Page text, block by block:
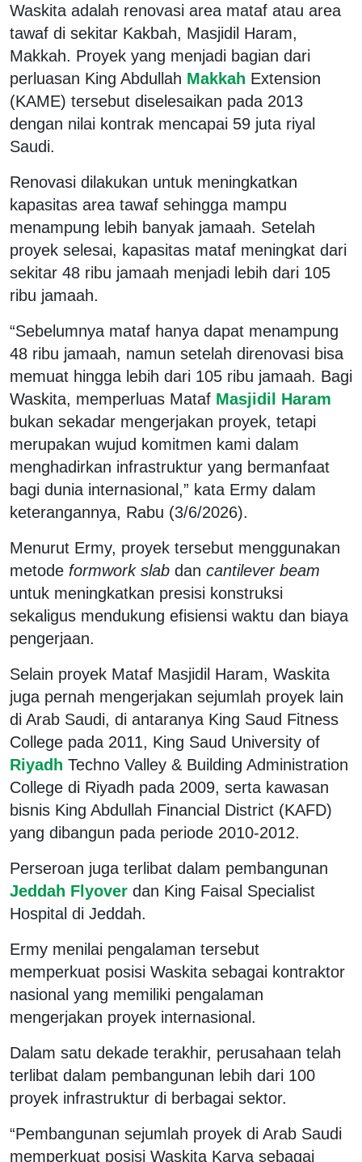
Waskita adalah renovasi area mataf atau area
tawaf di sekitar Kakbah, Masjidil Haram,
Makkah. Proyek yang menjadi bagian dari
perluasan King Abdullah Makkah Extension
(KAME) tersebut diselesaikan pada 2013
dengan nilai kontrak mencapai 59 juta riyal
Saudi.
Renovasi dilakukan untuk meningkatkan
kapasitas area tawaf sehingga mampu
menampung lebih banyak jamaah. Setelah
proyek selesai, kapasitas mataf meningkat dari
sekitar 48 ribu jamaah menjadi lebih dari 105
ribu jamaah.
“Sebelumnya mataf hanya dapat menampung
48 ribu jamaah, namun setelah direnovasi bisa
memuat hingga lebih dari 105 ribu jamaah. Bagi
Waskita, memperluas Mataf Masjidil Haram
bukan sekadar mengerjakan proyek, tetapi
merupakan wujud komitmen kami dalam
menghadirkan infrastruktur yang bermanfaat
bagi dunia internasional,” kata Ermy dalam
keterangannya, Rabu (3/6/2026).
Menurut Ermy, proyek tersebut menggunakan
metode formwork slab dan cantilever beam
untuk meningkatkan presisi konstruksi
sekaligus mendukung efisiensi waktu dan biaya
pengerjaan.
Selain proyek Mataf Masjidil Haram, Waskita
juga pernah mengerjakan sejumlah proyek lain
di Arab Saudi, di antaranya King Saud Fitness
College pada 2011, King Saud University of
Riyadh Techno Valley & Building Administration
College di Riyadh pada 2009, serta kawasan
bisnis King Abdullah Financial District (KAFD)
yang dibangun pada periode 2010-2012.
Perseroan juga terlibat dalam pembangunan
Jeddah Flyover dan King Faisal Specialist
Hospital di Jeddah.
Ermy menilai pengalaman tersebut
memperkuat posisi Waskita sebagai kontraktor
nasional yang memiliki pengalaman
mengerjakan proyek internasional.
Dalam satu dekade terakhir, perusahaan telah
terlibat dalam pembangunan lebih dari 100
proyek infrastruktur di berbagai sektor.
“Pembangunan sejumlah proyek di Arab Saudi
memperkuat posisi Waskita Karya sebagai